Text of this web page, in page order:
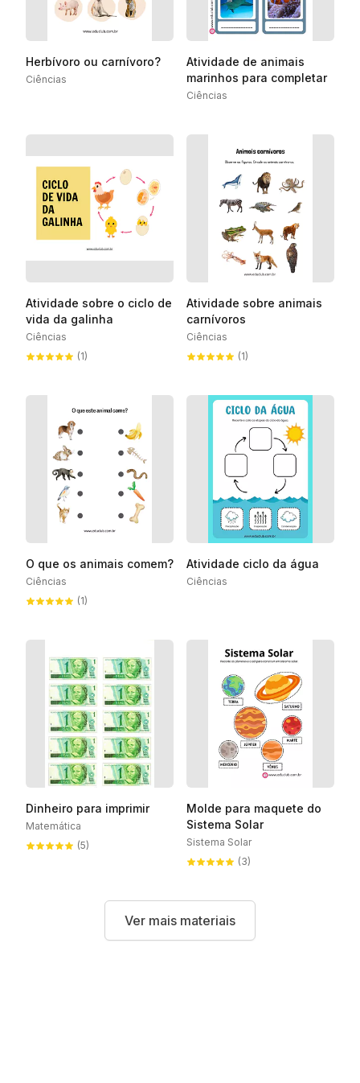
Herbívoro ou carnívoro?
Ciências
Atividade de animais
marinhos para completar
Ciências
Atividade sobre o ciclo de
vida da galinha
Ciências
(1)
Atividade sobre animais
carnívoros
Ciências
(1)
O que os animais comem?
Ciências
(1)
Atividade ciclo da água
Ciências
Dinheiro para imprimir
Matemática
(5)
Molde para maquete do
Sistema Solar
Sistema Solar
(3)
Ver mais materiais